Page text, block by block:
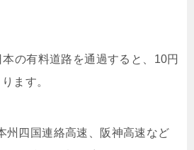
の有料道路を通過すると、10円
ます。
州四国連絡高速、阪神高速など